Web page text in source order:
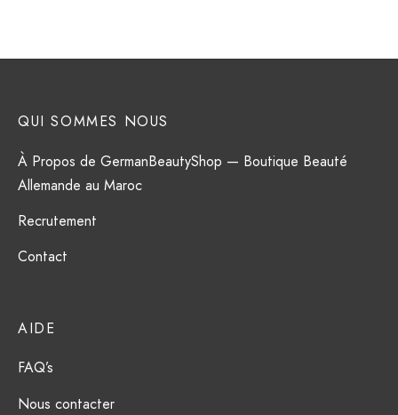
AIDE
FAQ’s
Nous contacter
QUI SOMMES NOUS
À Propos de GermanBeautyShop — Boutique Beauté
Allemande au Maroc
Recrutement
Contact